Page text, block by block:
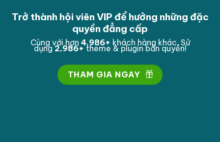
Trở thành hội viên VIP để hưởng những đặc
quyền đẳng cấp
Cùng với hơn 4,999+ khách hàng khác. Sử
dụng2,999+theme & plugin bản quyền!
THAM GIA NGAY